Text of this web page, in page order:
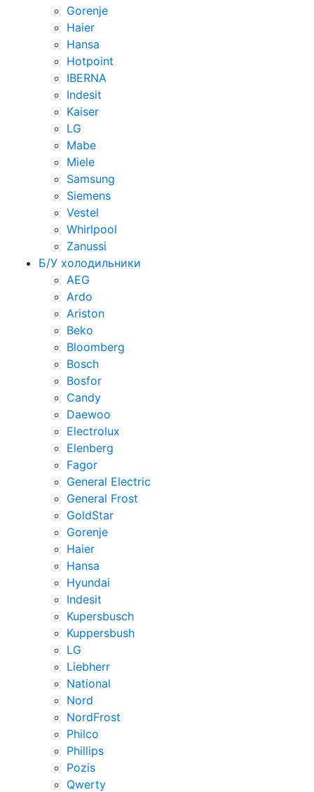
Gorenje
Haier
Hansa
Hotpoint
IBERNA
Indesit
Kaiser
LG
Mabe
Miele
Samsung
Siemens
Vestel
Whirlpool
Zanussi
Б/У холодильники
AEG
Ardo
Ariston
Beko
Bloomberg
Bosch
Bosfor
Candy
Daewoo
Electrolux
Elenberg
Fagor
General Electric
General Frost
GoldStar
Gorenje
Haier
Hansa
Hyundai
Indesit
Kupersbusch
Kuppersbush
LG
Liebherr
National
Nord
NordFrost
Philco
Phillips
Pozis
Qwerty